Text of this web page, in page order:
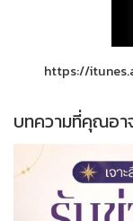
https://
บทความที่คุณอา